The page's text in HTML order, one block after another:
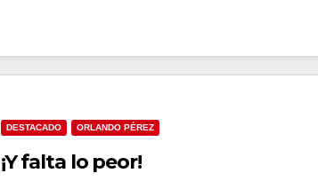
DESTACADO ORLANDO PÉREZ
¡Y falta lo peor!